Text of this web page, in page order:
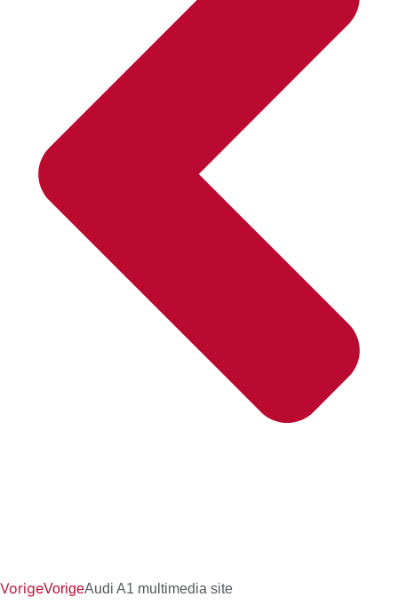
VorigeVorigeAudi A1 multimedia site